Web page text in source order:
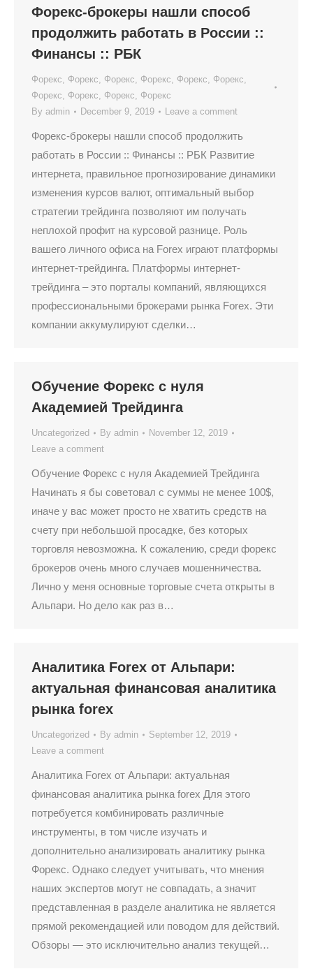
Форекс-брокеры нашли способ
продолжить работать в России ::
Финансы :: РБК
Форекс, Форекс, Форекс, Форекс, Форекс, Форекс,
Форекс, Форекс, Форекс, Форекс
By admin December 9, 2019 Leave a comment
Форекс-брокеры нашли способ продолжить
работать в России :: Финансы :: РБК Развитие
интернета, правильное прогнозирование динамики
изменения курсов валют, оптимальный выбор
стратегии трейдинга позволяют им получать
неплохой профит на курсовой разнице. Роль
вашего личного офиса на Forex играют платформы
интернет-трейдинга. Платформы интернет-
трейдинга – это порталы компаний, являющихся
профессиональными брокерами рынка Forex. Эти
компании аккумулируют сделки…
Обучение Форекс с нуля
Академией Трейдинга
Uncategorized By admin
November 12, 2019
Leave a comment
Обучение Форекс с нуля Академией Трейдинга
Начинать я бы советовал с суммы не менее 100$,
иначе у вас может просто не хватить средств на
счету при небольшой просадке, без которых
торговля невозможна. К сожалению, среди форекс
брокеров очень много случаев мошенничества.
Лично у меня основные торговые счета открыты в
Альпари. Но дело как раз в…
Аналитика Forex от Альпари:
актуальная финансовая аналитика
рынка forex
Uncategorized By admin
September 12, 2019
Leave a comment
Аналитика Forex от Альпари: актуальная
финансовая аналитика рынка forex Для этого
потребуется комбинировать различные
инструменты, в том числе изучать и
дополнительно анализировать аналитику рынка
Форекс. Однако следует учитывать, что мнения
наших экспертов могут не совпадать, а значит
представленная в разделе аналитика не является
прямой рекомендацией или поводом для действий.
Обзоры — это исключительно анализ текущей…